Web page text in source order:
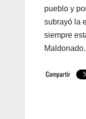
pueblo y
subrayó la
siempre
Maldonado.